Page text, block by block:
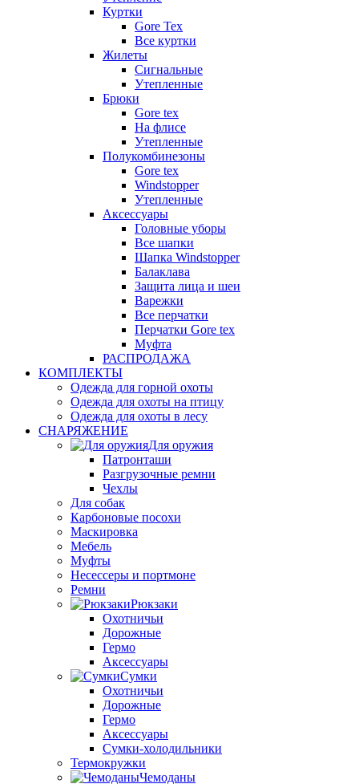
Куртки
Gore Tex
Все куртки
Жилеты
Сигнальные
Утепленные
Брюки
Gore tex
На флисе
Утепленные
Полукомбинезоны
Gore tex
Windstopper
Утепленные
Аксессуары
Головные уборы
Все шапки
Шапка Windstopper
Балаклава
Защита лица и шеи
Варежки
Все перчатки
Перчатки Gore tex
Муфта
РАСПРОДАЖА
КОМПЛЕКТЫ
Одежда для горной охоты
Одежда для охоты на птицу
Одежда для охоты в лесу
СНАРЯЖЕНИЕ
Для оружия
Патронташи
Разгрузочные ремни
Чехлы
Для собак
Карбоновые посохи
Маскировка
Мебель
Муфты
Несессеры и портмоне
Ремни
Рюкзаки
Охотничьи
Дорожные
Гермо
Аксессуары
Сумки
Охотничьи
Дорожные
Гермо
Аксессуары
Сумки-холодильники
Термокружки
Чемоданы